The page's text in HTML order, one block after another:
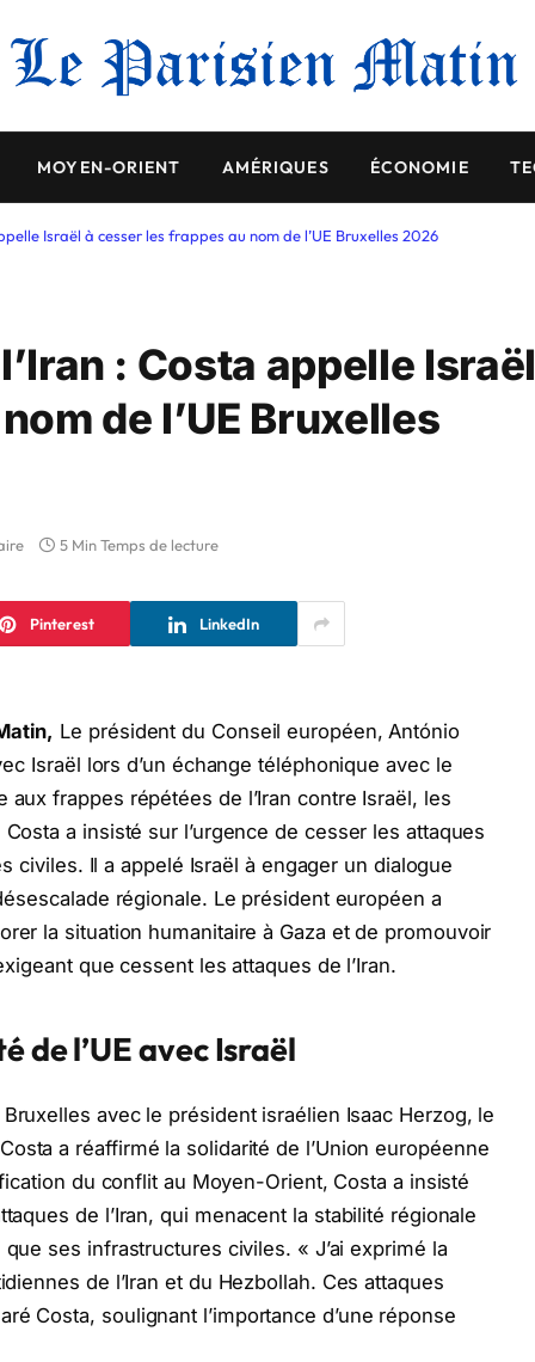
MOYEN-ORIENT AMÉRIQUES ÉCONOMIE
Israël à cesser les frappes au nom de l’UE Bruxelles 2026
: Costa appelle Israël
de l’UE Bruxelles
5 Min Temps de lecture
Pinterest LinkedIn
Le président du Conseil européen, António
Israël lors d’un échange téléphonique avec le
frappes répétées de l’Iran contre Israël, les
a insisté sur l’urgence de cesser les attaques
civiles. Il a appelé Israël à engager un dialogue
régionale. Le président européen a
la situation humanitaire à Gaza et de promouvoir
que cessent les attaques de l’Iran.
de l’UE avec Israël
avec le président israélien Isaac Herzog, le
a réaffirmé la solidarité de l’Union européenne
du conflit au Moyen-Orient, Costa a insisté
de l’Iran, qui menacent la stabilité régionale
ses infrastructures civiles. « J’ai exprimé la
de l’Iran et du Hezbollah. Ces attaques
Costa, soulignant l’importance d’une réponse